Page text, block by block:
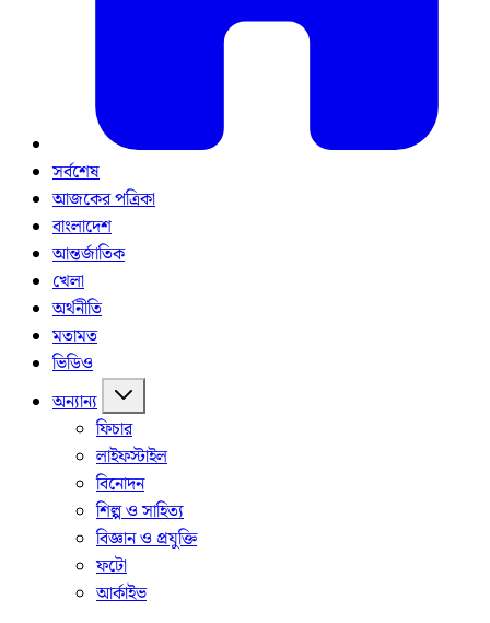
সর্বশেষ
আজকের পত্রিকা
বাংলাদেশ
আন্তর্জাতিক
খেলা
অর্থনীতি
মতামত
ভিডিও
অন্যান্য
ফিচার
লাইফস্টাইল
বিনোদন
শিল্প ও সাহিত্য
বিজ্ঞান ও প্রযুক্তি
ফটো
আর্কাইভ